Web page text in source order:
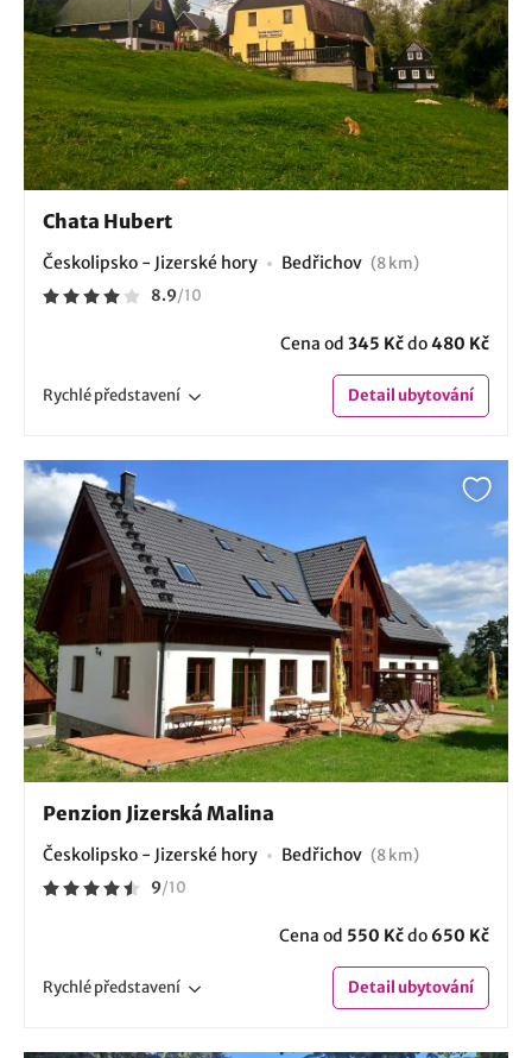
Chata Hubert
Českolipsko - Jizerské hory Bedřichov (8 km)
8.9/10
Cena od 345 Kčdo480 Kč
Rychlépředstavení Detailubytování
Penzion Jizerská Malina
Českolipsko - Jizerské hory Bedřichov (8 km)
9/10
Cena od 550 Kčdo 650 Kč
Rychlépředstavení Detailubytování